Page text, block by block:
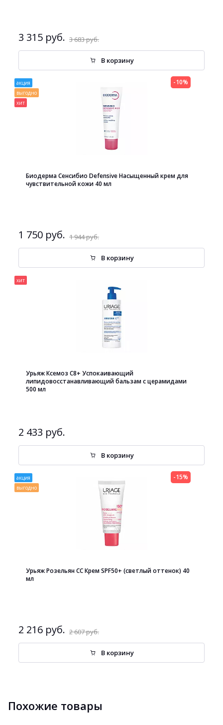
3 315 руб. 3 683 руб.
В корзину
акция
выгодно
хит
Биодерма Сенсибио Defensive Насыщенный крем для
чувствительной кожи 40 мл
1 750 руб. 1 944 руб.
-10%
В корзину
хит
Урьяж Ксемоз С8+ Успокаивающий
липидовосстанавливающий бальзам с церамидами
500 мл
2 433 руб.
В корзину
акция
выгодно
Урьяж Розельян СС Крем SPF50+ (светлый оттенок) 40
мл
2 216 руб. 2 607 руб.
-15%
В корзину
Похожие товары